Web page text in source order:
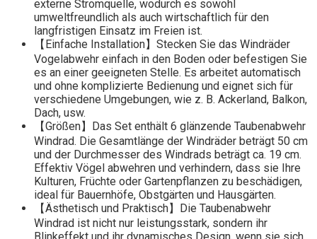
externe Stromquelle, wodurch es sowohl
umweltfreundlich als auch wirtschaftlich für den
langfristigen Einsatz im Freien ist.
【Einfache Installation】Stecken Sie das Windräder
Vogelabwehr einfach in den Boden oder befestigen Sie
es an einer geeigneten Stelle. Es arbeitet automatisch
und ohne komplizierte Bedienung und eignet sich für
verschiedene Umgebungen, wie z. B. Ackerland, Balkon,
Dach, usw.
【Größen】Das Set enthält 6 glänzende Taubenabwehr
Windrad. Die Gesamtlänge der Windräder beträgt 50 cm
und der Durchmesser des Windrads beträgt ca. 19 cm.
Effektiv Vögel abwehren und verhindern, dass sie Ihre
Kulturen, Früchte oder Gartenpflanzen zu beschädigen,
ideal für Bauernhöfe, Obstgärten und Hausgärten.
【Ästhetisch und Praktisch】Die Taubenabwehr
Windrad ist nicht nur leistungsstark, sondern ihr